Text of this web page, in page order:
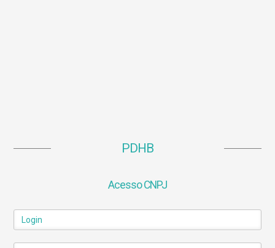
PDHB
Acesso CNPJ